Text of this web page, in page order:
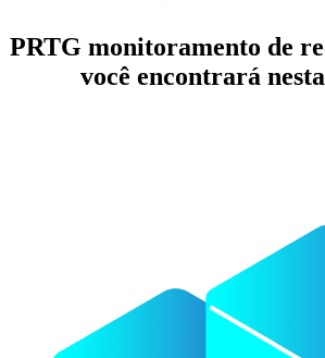
PRTG monitoramento de
você encontrará